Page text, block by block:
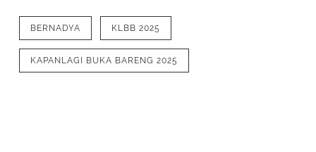
BERNADYA KLBB 2025
KAPANLAGI BUKA BARENG 2025